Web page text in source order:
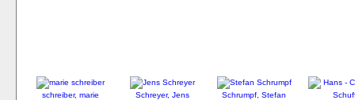
schreiber, marie Schreyer, Jens
Schrumpf, Stefan